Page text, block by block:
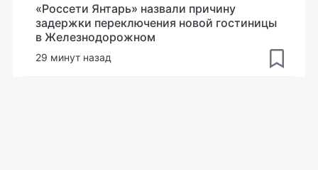
«Россети Янтарь» назвали причину
задержки переключения новой гостиницы
в Железнодорожном
29 минут назад